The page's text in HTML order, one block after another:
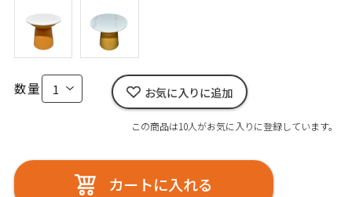
数量 お気に入りに追加
この商品は10人がお気に入りに登録しています。
カートに入れる